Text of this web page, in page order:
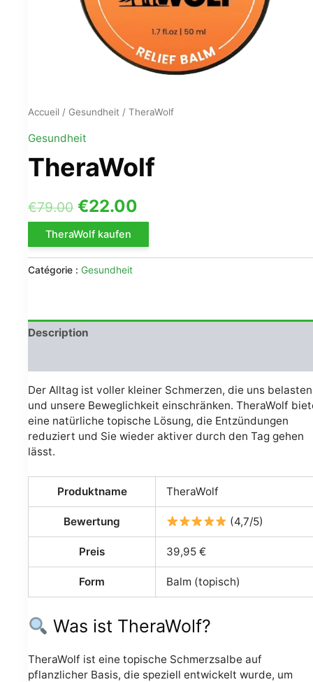
Accueil / Gesundheit / TheraWolf
Gesundheit
TheraWolf
€79.00 Le
prix
initial
était :
€22.00
actuel
TheraWolf kaufen
Catégorie : Gesundheit
Description
Der Alltag ist voller kleiner Schmerzen, die uns belasten
und unsere Beweglichkeit einschränken. TheraWolf
eine natürliche topische Lösung, die Entzündungen
reduziert und Sie wieder aktiver durch den Tag gehen
lässt.
Produktname TheraWolf
Bewertung (4,7/5)
Preis 39,95 €
Form Balm (topisch)
Was ist TheraWolf?
TheraWolf ist eine topische Schmerzsalbe auf
pflanzlicher Basis, die speziell entwickelt wurde, um